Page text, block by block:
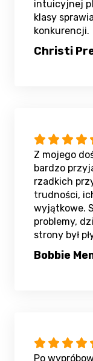
intuicyjnej
klasy
konkurencji.
Christi
Z mojego
bardzo
rzadkich
trudności,
wyjątkowe.
problemy,
strony był
Bobbie
Po